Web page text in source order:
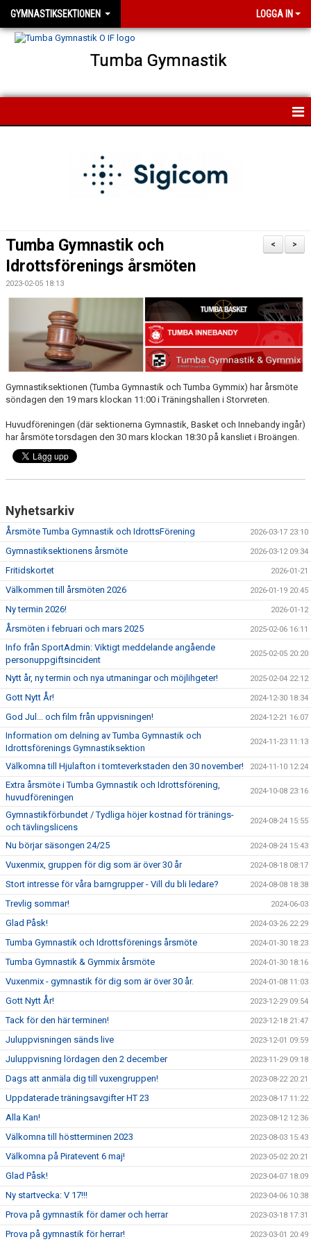
GYMNASTIKSEKTIONEN LOGGA IN
Tumba Gymnastik
FÖR LEDARE
BILDGALLERI
>
<
Tumba Gymnastik och
Idrottsförenings årsmöten
2023-02-05 18:13
Gymnastiksektionen (Tumba Gymnastik och Tumba Gymmix) har årsmöte
söndagen den 19 mars klockan 11:00 i Träningshallen i Storvreten.
Huvudföreningen (där sektionerna Gymnastik, Basket och Innebandy ingår)
har årsmöte torsdagen den 30 mars klockan 18:30 på kansliet i Broängen.
Nyhetsarkiv
Årsmöte Tumba Gymnastik och IdrottsFörening 2026-03-17 23:10
Gymnastiksektionens årsmöte 2026-03-12 09:34
Fritidskortet 2026-01-21
Välkommen till årsmöten 2026 2026-01-19 20:45
Ny termin 2026! 2026-01-12
Årsmöten i februari och mars 2025 2025-02-06 16:11
Info från SportAdmin: Viktigt meddelande angående
personuppgiftsincident
2025-02-05 20:20
Nytt år, ny termin och nya utmaningar och möjlihgeter! 2025-02-04 22:12
Gott Nytt År! 2024-12-30 18:34
God Jul... och film från uppvisningen! 2024-12-21 16:07
Information om delning av Tumba Gymnastik och
Idrottsförenings Gymnastiksektion
2024-11-23 11:13
Välkomna till Hjulafton i tomteverkstaden den 30 november! 2024-11-10 12:24
Extra årsmöte i Tumba Gymnastik och Idrottsförening,
huvudföreningen
2024-10-08 23:16
Gymnastikförbundet / Tydliga höjer kostnad för tränings-
och tävlingslicens
2024-08-24 15:55
Nu börjar säsongen 24/25 2024-08-24 15:43
Vuxenmix, gruppen för dig som är över 30 år 2024-08-18 08:17
Stort intresse för våra barngrupper - Vill du bli ledare? 2024-08-08 18:38
Trevlig sommar! 2024-06-03
Glad Påsk! 2024-03-26 22:29
Tumba Gymnastik och Idrottsförenings årsmöte 2024-01-30 18:23
Tumba Gymnastik & Gymmix årsmöte 2024-01-30 18:16
Vuxenmix - gymnastik för dig som är över 30 år. 2024-01-08 11:03
Gott Nytt År! 2023-12-29 09:54
Tack för den här terminen! 2023-12-18 21:47
Juluppvisningen sänds live 2023-12-01 09:59
Juluppvisning lördagen den 2 december 2023-11-29 09:18
Dags att anmäla dig till vuxengruppen! 2023-08-22 20:21
Uppdaterade träningsavgifter HT 23 2023-08-17 11:22
Alla Kan! 2023-08-12 12:36
Välkomna till höstterminen 2023 2023-08-03 15:43
Välkomna på Piratevent 6 maj! 2023-05-02 20:21
Glad Påsk! 2023-04-07 18:09
Ny startvecka: V 17!!! 2023-04-06 10:38
Prova på gymnastik för damer och herrar 2023-03-18 17:31
Prova på gymnastik för herrar! 2023-03-01 20:49